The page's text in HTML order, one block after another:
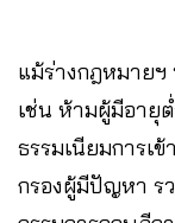
แม้ร่างกฎหมายฯ
เช่น ห้ามผู้มีอายุ
ธรรมเนียมการเ
กรองผู้มีปัญหา ร